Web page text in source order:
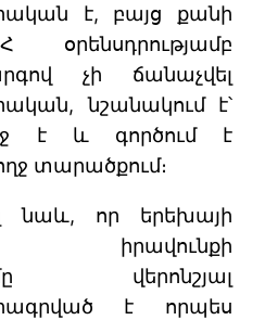
է, բայց քանի
չի ճանաչվել
նշանակում է՝
է և գործում է
տարածքում։
նաև, որ երեխայի
իրավունքի
վերոնշյալ
է որպես